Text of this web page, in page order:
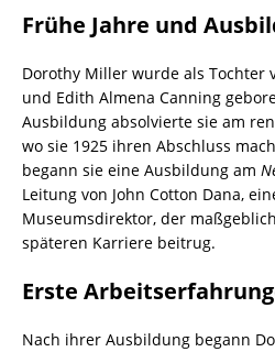
Frühe Jahre und
Dorothy Miller wurde als
und Edith Almena Canning
Ausbildung absolvierte sie am
wo sie 1925 ihren Abschluss
begann sie eine Ausbildung am
Leitung von John Cotton Dana,
Museumsdirektor, der
späteren Karriere beitrug.
Erste
Nach ihrer Ausbildung begann